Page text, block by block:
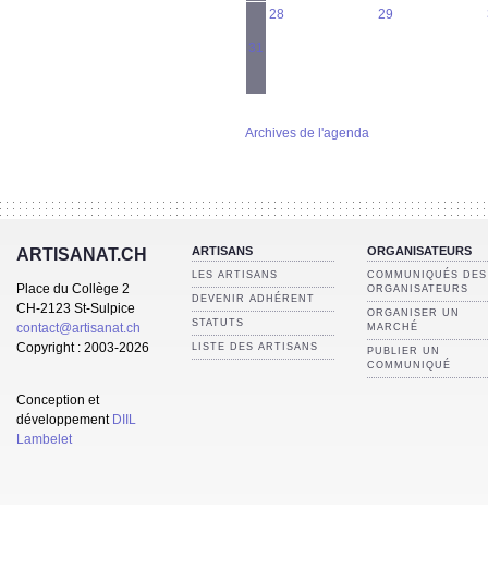
31
28 29
Archives de l'agenda
ARTISANAT.CH
Place du Collège 2
CH-2123 St-Sulpice
contact@artisanat.ch
Copyright : 2003-2026
Conception et
développement DIIL
Lambelet
ARTISANS
LES ARTISANS
DEVENIR ADHÉRENT
STATUTS
LISTE DES ARTISANS
ORGANISATEURS
COMMUNIQUÉS DES
ORGANISATEURS
ORGANISER UN
MARCHÉ
PUBLIER UN
COMMUNIQUÉ